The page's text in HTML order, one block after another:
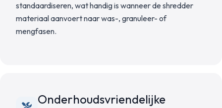
standaardiseren, wat handig is wanneer de shredder
materiaal aanvoert naar was-, granuleer- of
mengfasen.
Onderhoudsvriendelijke